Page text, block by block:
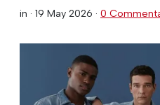
in · 19 May 2026 · 0